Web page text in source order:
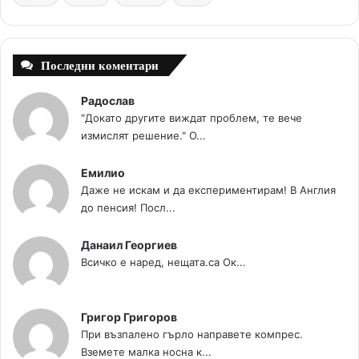
t
m
Последни коментари
Радослав
"Докато другите виждат проблем, те вече
измислят решение." О...
Емилио
Даже не искам и да експериментирам! В Англия
до пенсия! Посл...
Данаил Георгиев
Всичко е наред, нещата.са Ок...
Григор Григоров
При възпалено гърло направете компрес.
Вземете малка носна к...